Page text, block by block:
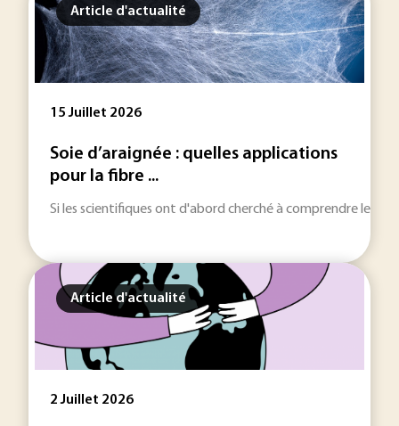
Article d'actualité
15 Juillet 2026
Soie d’araignée : quelles applications
pour la fibre ...
Si les scientifiques ont d'abord cherché à comprendre les
Article d'actualité
2 Juillet 2026